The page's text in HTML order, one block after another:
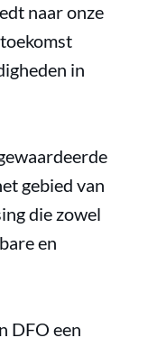
naar onze
in
gebied van
die zowel
en
DFO een